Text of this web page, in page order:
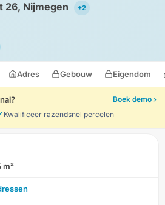
26, Nijmegen +2
Adres Gebouw Eigendom
Boek demo ›
Kwalificeer razendsnel percelen
m²